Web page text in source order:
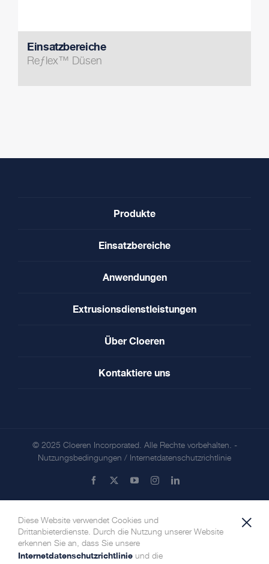
Einsatzbereiche
Reƒlex™ Düsen
Produkte
Einsatzbereiche
Anwendungen
Extrusionsdienstleistungen
Über Cloeren
Kontaktiere uns
© 2025 Cloeren Incorporated. Alle Rechte vorbehalten. -
Nutzungsbedingungen / Internetdatenschutzrichtlinie
Facebook YouTubeInstagramLinkedIn
Diese Website verwendet Cookies und
Drittanbieterdienste. Durch die Nutzung unserer Website
erkennen Sie an, dass Sie unsere
Internetdatenschutzrichtlinie und die
×